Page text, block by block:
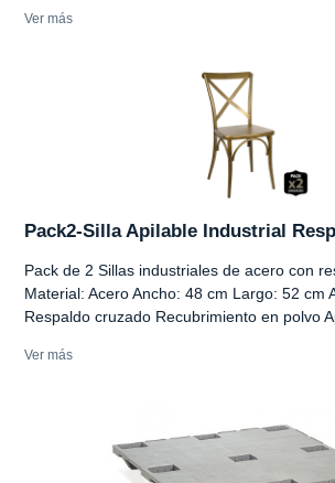
Ver más
Pack2-Silla Apilable Industrial
Pack de 2 Sillas industriales de acero con
Material: Acero Ancho: 48 cm Largo: 52 cm
Respaldo cruzado Recubrimiento en polvo
Ver más